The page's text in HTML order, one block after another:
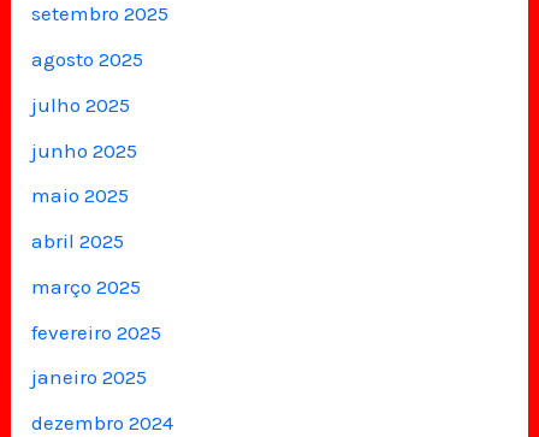
setembro 2025
agosto 2025
julho 2025
junho 2025
maio 2025
abril 2025
março 2025
fevereiro 2025
janeiro 2025
dezembro 2024